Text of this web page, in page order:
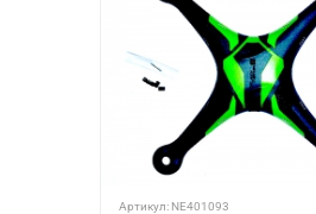
Артикул: NE401093